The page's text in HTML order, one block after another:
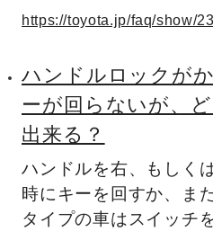
https://toyota.jp/faq/show/
ハンドルロックが
ーが回らないが、
出来る？
ハンドルを右、もしく
時にキーを回すか、ま
タイプの車はスイッチ